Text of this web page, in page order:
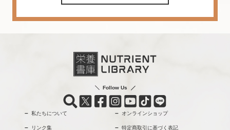
Follow Us
私たちについて オンラインショップ
リンク集 特定商取引に基づく表記